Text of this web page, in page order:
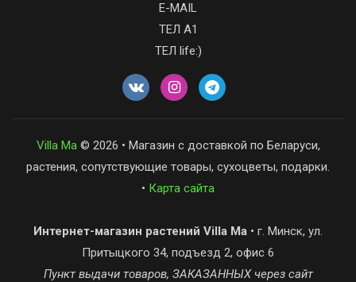
E-MAIL
ТЕЛ А1
ТЕЛ life:)
Villa Ma© 2026 • Магазин с доставкой по Беларуси,
растения, сопутствующие товары, сухоцветы, подарки.
• Карта сайта
Интернет-магазин растений Villa Ma • г. Минск, ул.
Притыцкого 34, подъезд 2, офис 6
Пункт выдачи товаров, ЗАКАЗАННЫХ через сайт